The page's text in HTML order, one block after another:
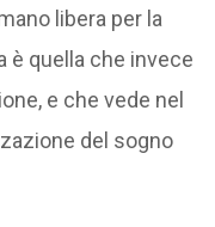
libera per la
è quella che invece
e che vede nel
del sogno